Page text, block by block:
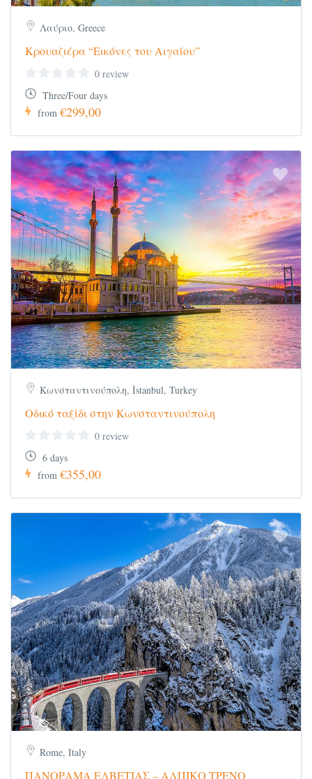
Λαύριο, Greece
Κρουαζιέρα “Εικόνες του Αιγαίου”
0 review
Three/Four days
from €299,00
Κωνσταντινούπολη, İstanbul, Turkey
Οδικό ταξίδι στην Κωνσταντινούπολη
0 review
6 days
from €355,00
Rome, Italy
ΠΑΝΟΡΑΜΑ ΕΛΒΕΤΙΑΣ – ΑΛΠΙΚΟ ΤΡΕΝΟ